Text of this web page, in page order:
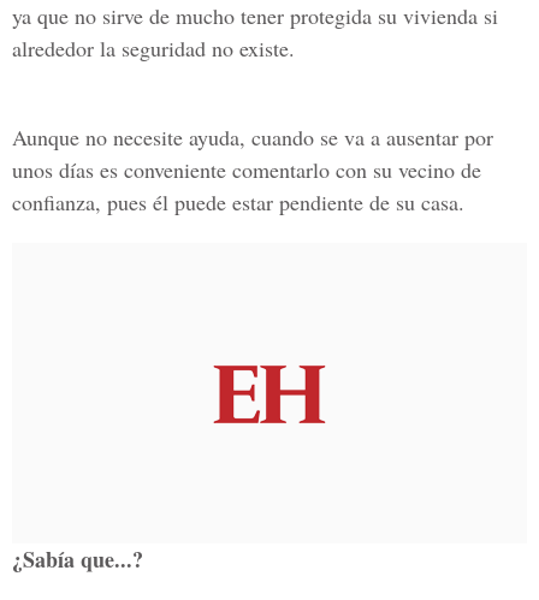
ya que no sirve de mucho tener protegida su vivienda si
alrededor la seguridad no existe.
Aunque no necesite ayuda, cuando se va a ausentar por
unos días es conveniente comentarlo con su vecino de
confianza, pues él puede estar pendiente de su casa.
¿Sabía que...?